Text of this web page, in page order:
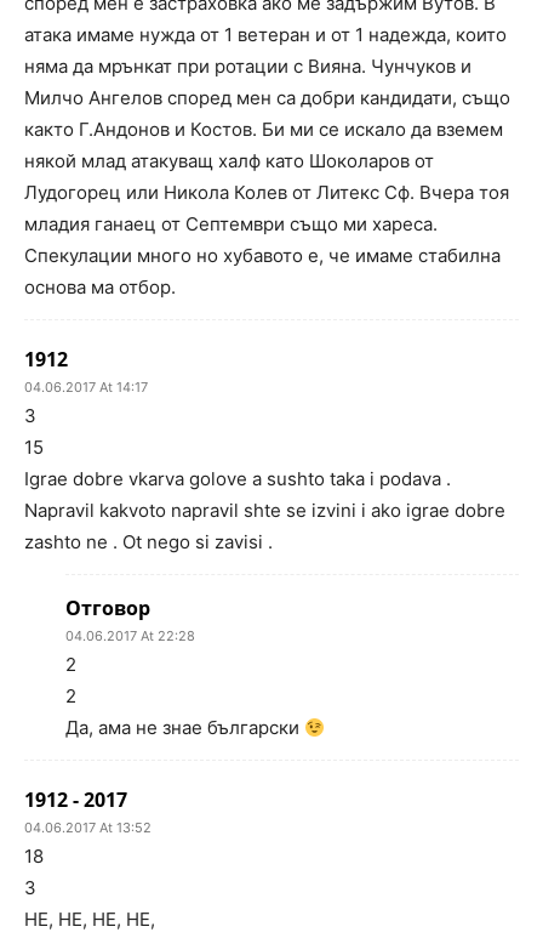
атака имаме нужда от 1 ветеран и от 1 надежда, които
няма да мрънкат при ротации с Вияна. Чунчуков и
Милчо Ангелов според мен са добри кандидати, също
както Г.Андонов и Костов. Би ми се искало да вземем
някой млад атакуващ халф като Шоколаров от
Лудогорец или Никола Колев от Литекс Сф. Вчера тоя
младия ганаец от Септември също ми хареса.
Спекулации много но хубавото е, че имаме стабилна
основа ма отбор.
1912
04.06.2017 At 14:17
3
15
Igrae dobre vkarva golove a sushto taka i podava .
Napravil kakvoto napravil shte se izvini i ako igrae dobre
zashto ne . Ot nego si zavisi .
Отговор
04.06.2017 At 22:28
2
2
Да, ама не знае български
1912 - 2017
04.06.2017 At 13:52
18
3
НЕ, НЕ, НЕ, НЕ,